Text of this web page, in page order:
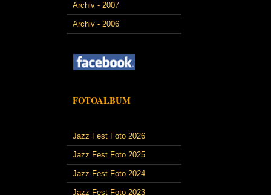
Archiv - 2007
Archiv - 2006
FOTOALBUM
Jazz Fest Foto 2026
Jazz Fest Foto 2025
Jazz Fest Foto 2024
Jazz Fest Foto 2023